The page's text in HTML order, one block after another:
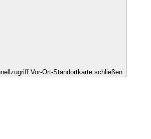
Vor-Ort-Standortkarte schließen